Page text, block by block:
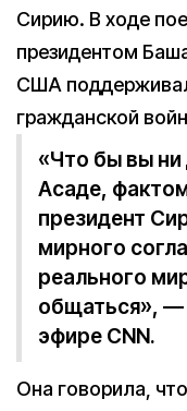
Сирию. В ходе
президентом
США
гражданской
«Что бы вы ни
Асаде,
президент
мирного
реального
общаться», —
эфире CNN.
Она говорила,